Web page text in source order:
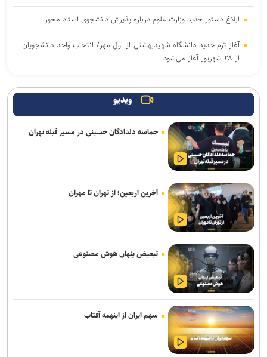
ابلاغ دستور جدید وزارت علوم درباره پذیرش دانشجوی استاد محور
آغاز ترم جدید دانشگاه شهیدبهشتی از اول مهر/ انتخاب واحد دانشجویان
از ۲۸ شهریور آغاز می‌شود
پزشکی
تربیت در کنار تعلیم؛ ضرورت تقویت جهت‌گیری الهی و فرهنگی در آموزش
تخصصی دانشگاه‌ها
زمان نام‌نویسی آزمون کارشناسی ارشد علوم پزشکی فردا آغاز خواهد شد
نتایج آزمون‌های سمپاد و نمونه دولتی پایه هفتم اعلام شد
جهاد دانشگاهی برای پاسخ به نیاز‌های کشور نیازمند تحول بنیادین است
آغاز انتخاب واحد ترم تحصیلی جدید دانشگاه آزاد اسلامی از ۲۴ مرداد
آغاز ثبت‌نام دهمین دوره طرح شهید احمدی‌روشن ویژه استادان متقاضی
راهبری هسته‌های مسئله‌محور
اعلام جدیدترین طرح‌های پژوهشی دوران جنگ در حوزه پزشکی/ فراخوان
جذب طرح‌های تحقیقاتی آغاز شد
بیانیه بسیج اساتید جهاددانشگاهی به مناسبت سالروز تأسیس
جهاددانشگاهی
ویدیو
حماسه دلدادگان حسینی در مسیر قبله تهران
آخرین اربعین؛ از تهران تا مهران
تبعیض پنهان هوش مصنوعی
سهم ایران از اینهمه آفتاب